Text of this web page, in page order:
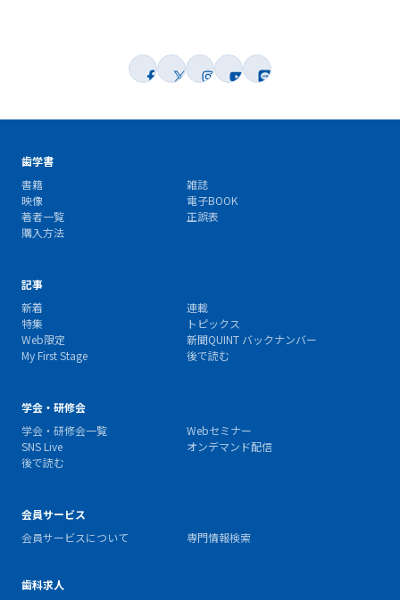
歯学書
書籍
雑誌
映像
電子BOOK
著者一覧
正誤表
購入方法
記事
新着
連載
特集
トピックス
Web限定
新聞QUINT バックナンバー
My First Stage
後で読む
学会・研修会
学会・研修会一覧
Webセミナー
SNS Live
オンデマンド配信
後で読む
会員サービス
会員サービスについて
専門情報検索
歯科求人